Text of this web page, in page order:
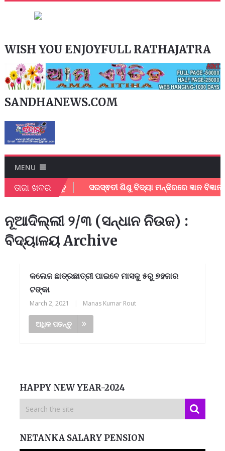
WISH YOU ENJOYFULL RATHAJATRA
SANDHANEWS.COM
MENU
ତାଜା ଖବର
ଲୋଡ କରନ୍ତୁ ସରସ୍ଵତୀ ଶିଶୁ ବିଦ୍ୟା ମନ୍ଦିରରେ ଜ୍ଞାନ ବିଜ୍ଞାନ
ନୂଆଦିଲ୍ଲୀ ୨/୩ (ସନ୍ଧାନ ନିଉଜ) :
ବିଦ୍ୟାଳୟ Archive
କଲେଜ ଛାତ୍ରଛାତ୍ରୀ ପାଇବେ ମାସକୁ ୫ରୁ ୭ହଜାର
ଟଙ୍କା
March 2, 2021 Manas Kumar Rout
ଅଧିକ ପଢନ୍ତୁ
HAPPY NEW YEAR-2024
NETANKA SALARY PENSION